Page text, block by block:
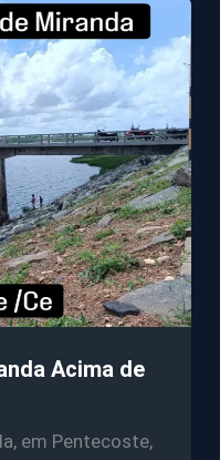
Acima de
em Pentecoste,